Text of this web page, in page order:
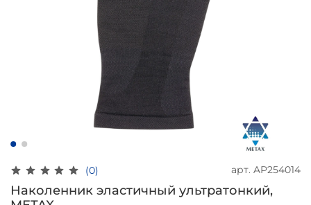
(0) арт. AP254014
Наколенник эластичный ультратонкий,